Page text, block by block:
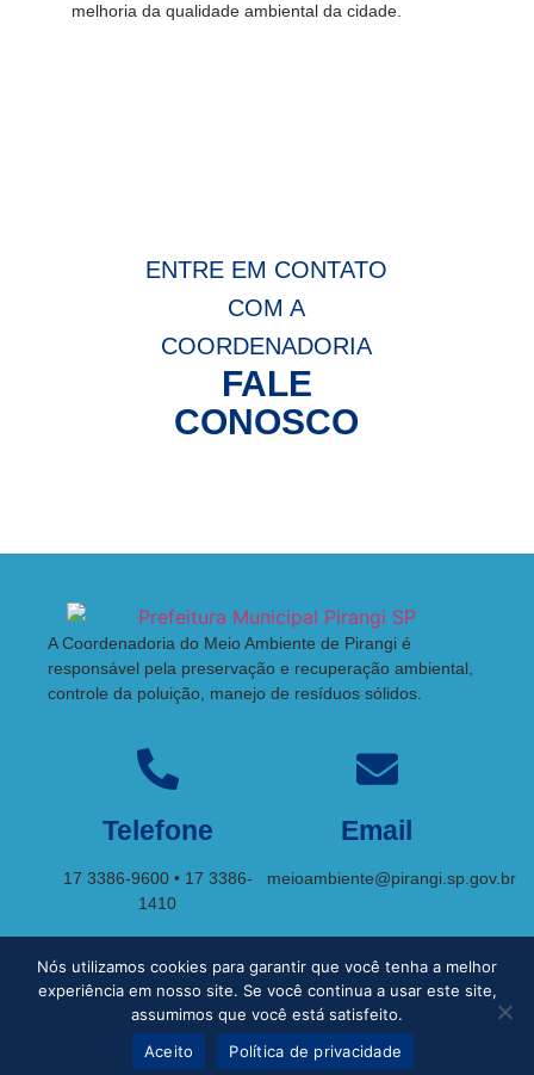
melhoria da qualidade ambiental da cidade.
ENTRE EM CONTATO
COM A
COORDENADORIA
FALE
CONOSCO
A Coordenadoria do Meio Ambiente de Pirangi é
responsável pela preservação e recuperação ambiental,
controle da poluição, manejo de resíduos sólidos.
Telefone
17 3386-9600 • 17 3386-
1410
Email
meioambiente@pirangi.sp.gov.br
R. Marechal Floriano Peixoto, 579 – Horário de atendimento: 8h30 às
11h e das 12h30 às 15h.
©2025 • Município de Pirangi – SP. Política de Privacidade
Nós utilizamos cookies para garantir que você tenha a melhor
experiência em nosso site. Se você continua a usar este site,
assumimos que você está satisfeito.
Aceito
Política de privacidade